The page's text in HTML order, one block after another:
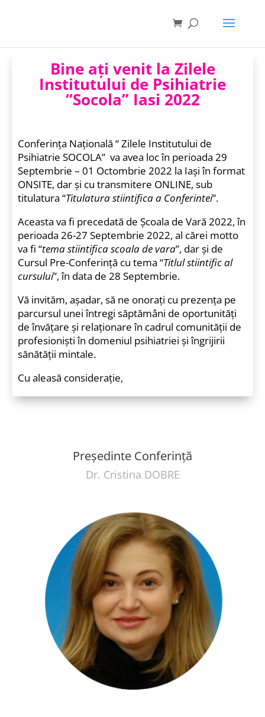
Bine aţi venit la Zilele
Institutului de Psihiatrie
“Socola” Iasi 2022
Conferinţa Naţională “ Zilele Institutului de
Psihiatrie SOCOLA” va avea loc în perioada 29
Septembrie – 01 Octombrie 2022 la Iaşi în format
ONSITE, dar şi cu transmitere ONLINE, sub
titulatura “Titulatura stiintifica a Conferintei”.
Aceasta va fi precedată de Şcoala de Vară 2022, în
perioada 26-27 Septembrie 2022, al cărei motto
va fi “tema stiintifica scoala de vara”, dar şi de
Cursul Pre-Conferinţă cu tema “Titlul stiintific al
cursului”, în data de 28 Septembrie.
Vă invităm, aşadar, să ne onoraţi cu prezenţa pe
parcursul unei întregi săptămâni de oportunităţi
de învăţare şi relaţionare în cadrul comunităţii de
profesionişti în domeniul psihiatriei şi îngrijirii
sănătăţii mintale.
Cu aleasă consideraţie,
Preşedinte Conferinţă
Dr. Cristina DOBRE